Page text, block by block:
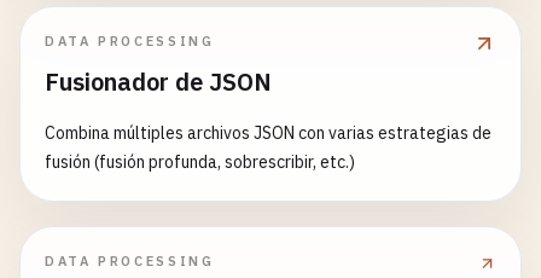
DATA PROCESSING
Fusionador de JSON
Combina múltiples archivos JSON con varias estrategias de
fusión (fusión profunda, sobrescribir, etc.)
DATA PROCESSING